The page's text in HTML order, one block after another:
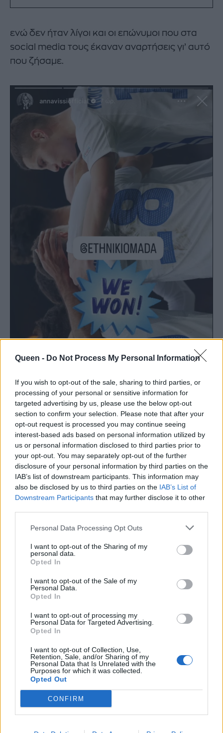
Queen - Do Not Process My Personal Information
If you wish to opt-out of the sale, sharing to third parties, or
processing of your personal or sensitive information for
targeted advertising by us, please use the below opt-out
section to confirm your selection. Please note that after your
opt-out request is processed you may continue seeing
interest-based ads based on personal information utilized by
us or personal information disclosed to third parties prior to
your opt-out. You may separately opt-out of the further
disclosure of your personal information by third parties on the
IAB’s list of downstream participants. This information may
also be disclosed by us to third parties on the IAB’s List of
Downstream Participants that may further disclose it to other
Personal Data Processing Opt Outs
I want to opt-out of the Sharing of my
personal data.
Opted In
I want to opt-out of the Sale of my
Personal Data.
Opted In
I want to opt-out of processing my
Personal Data for Targeted Advertising.
Opted In
I want to opt-out of Collection, Use,
Retention, Sale, and/or Sharing of my
Personal Data that Is Unrelated with the
Purposes for which it was collected.
Opted Out
CONFIRM
ενώ δεν ήταν λίγοι και οι επώνυμοι που στα
social media τους έκαναν αναρτήσεις γι’ αυτό
που ζήσαμε.
01 03
στην ομάδα που έφερε το Euro το 2004.